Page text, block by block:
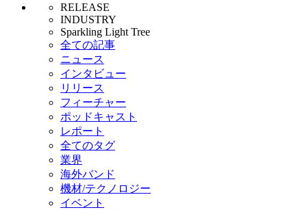
RELEASE
INDUSTRY
Sparkling Light Tree
全ての記事
ニュース
インタビュー
リリース
フィーチャー
ポッドキャスト
レポート
全てのタグ
業界
海外バンド
機材/テクノロジー
イベント